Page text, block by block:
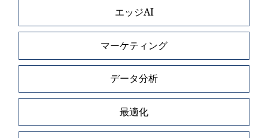
エッジAI
マーケティング
データ分析
最適化